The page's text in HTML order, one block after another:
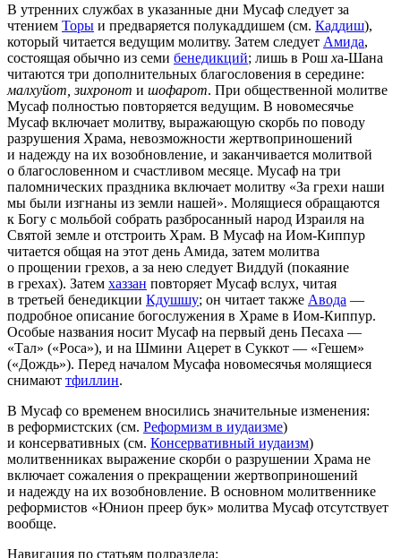
В утренних службах в указанные дни Мусаф следует за
чтением Торы и предваряется полукаддишем (см. Каддиш),
который читается ведущим молитву. Затем следует Амида,
состоящая обычно из семи бенедикций; лишь в Рош ха-Шана
читаются три дополнительных благословения в середине:
малхуйот, зихронот и шофарот. При общественной молитве
Мусаф полностью повторяется ведущим. В новомесячье
Мусаф включает молитву, выражающую скорбь по поводу
разрушения Храма, невозможности жертвоприношений
и надежду на их возобновление, и заканчивается молитвой
о благословенном и счастливом месяце. Мусаф на три
паломнических праздника включает молитву «За грехи наши
мы были изгнаны из земли нашей». Молящиеся обращаются
к Богу с мольбой собрать разбросанный народ Израиля на
Святой земле и отстроить Храм. В Мусаф на Иом-Киппур
читается общая на этот день Амида, затем молитва
о прощении грехов, а за нею следует Виддуй (покаяние
в грехах). Затем хаззан повторяет Мусаф вслух, читая
в третьей бенедикции Кдушшу; он читает также Авода —
подробное описание богослужения в Храме в Иом-Киппур.
Особые названия носит Мусаф на первый день Песаха —
«Тал» («Роса»), и на Шмини Ацерет в Суккот — «Гешем»
(«Дождь»). Перед началом Мусафа новомесячья молящиеся
снимают тфиллин.
В Мусаф со временем вносились значительные изменения:
в реформистских (см. Реформизм в иудаизме)
и консервативных (см. Консервативный иудаизм)
молитвенниках выражение скорби о разрушении Храма не
включает сожаления о прекращении жертвоприношений
и надежду на их возобновление. В основном молитвеннике
реформистов «Юнион преер бук» молитва Мусаф отсутствует
вообще.
Навигация по статьям подраздела: